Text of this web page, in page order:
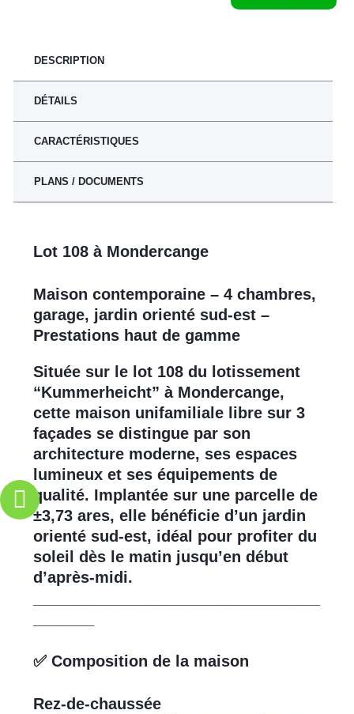
DESCRIPTION
DÉTAILS
CARACTÉRISTIQUES
PLANS / DOCUMENTS
Lot 108 à Mondercange
Maison contemporaine – 4 chambres,
garage, jardin orienté sud-est –
Prestations haut de gamme
Située sur le lot 108 du lotissement
“Kummerheicht” à Mondercange,
cette maison unifamiliale libre sur 3
façades se distingue par son
architecture moderne, ses espaces
lumineux et ses équipements de
qualité. Implantée sur une parcelle de
±3,73 ares, elle bénéficie d’un jardin
orienté sud-est, idéal pour profiter du
soleil dès le matin jusqu’en début
d’après-midi.
✅Composition de la maison
Rez-de-chaussée